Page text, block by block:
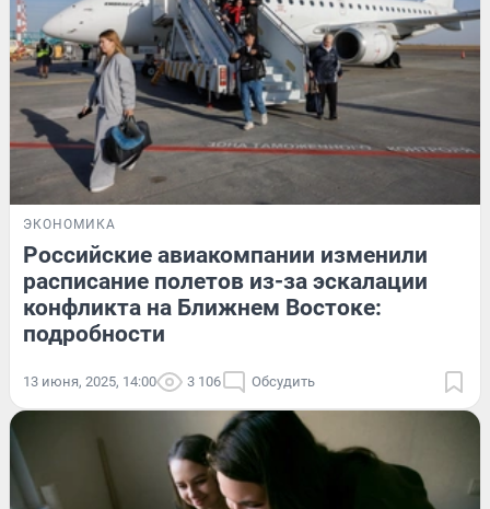
ЭКОНОМИКА
Российские авиакомпании изменили
расписание полетов из-за эскалации
конфликта на Ближнем Востоке:
подробности
13 июня, 2025, 14:00 3 106 Обсудить